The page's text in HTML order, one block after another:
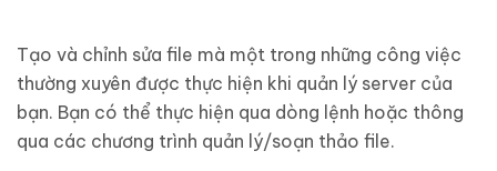
Tạo và chỉnh sửa file mà một trong những công việc
thường xuyên được thực hiện khi quản lý server của
bạn. Bạn có thể thực hiện qua dòng lệnh hoặc thông
qua các chương trình quản lý/soạn thảo file.